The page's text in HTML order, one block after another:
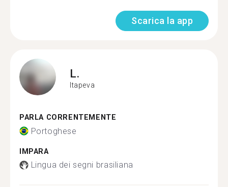
Scarica la app
L.
Itapeva
PARLA CORRENTEMENTE
Portoghese
IMPARA
Lingua dei segni brasiliana